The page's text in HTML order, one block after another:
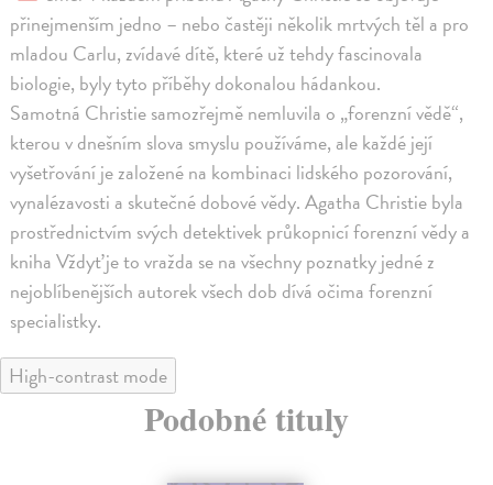
přinejmenším jedno – nebo častěji několik mrtvých těl a pro
mladou Carlu, zvídavé dítě, které už tehdy fascinovala
biologie, byly tyto příběhy dokonalou hádankou.
Samotná Christie samozřejmě nemluvila o „forenzní vědě“,
kterou v dnešním slova smyslu používáme, ale každé její
vyšetřování je založené na kombinaci lidského pozorování,
vynalézavosti a skutečné dobové vědy. Agatha Christie byla
prostřednictvím svých detektivek průkopnicí forenzní vědy a
kniha Vždyť je to vražda se na všechny poznatky jedné z
nejoblíbenějších autorek všech dob dívá očima forenzní
specialistky.
High-contrast mode
Podobné tituly